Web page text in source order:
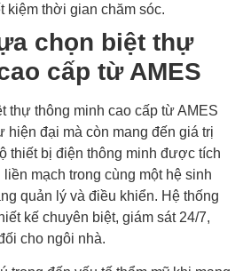
kiệm thời gian chăm sóc.
chọn biệt thự
cấp từ AMES
thự thông minh cao cấp từ AMES
hiện đại mà còn mang đến giá trị
thiết bị điện thông minh được tích
mạch trong cùng một hệ sinh
quản lý và điều khiển. Hệ thống
kế chuyên biệt, giám sát 24/7,
cho ngôi nhà.